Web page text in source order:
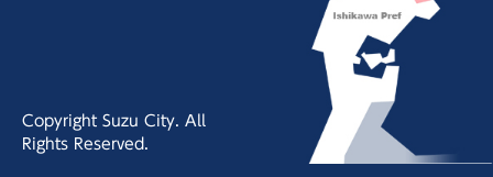
Copyright Suzu City. All
Rights Reserved.